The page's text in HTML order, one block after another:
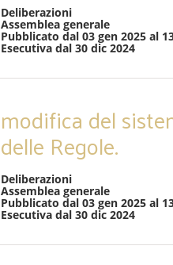
Deliberazioni
Assemblea generale
Pubblicato dal 03 gen 2025 al
Esecutiva dal 30 dic 2024
modifica del
delle Regole.
Deliberazioni
Assemblea generale
Pubblicato dal 03 gen 2025 al
Esecutiva dal 30 dic 2024